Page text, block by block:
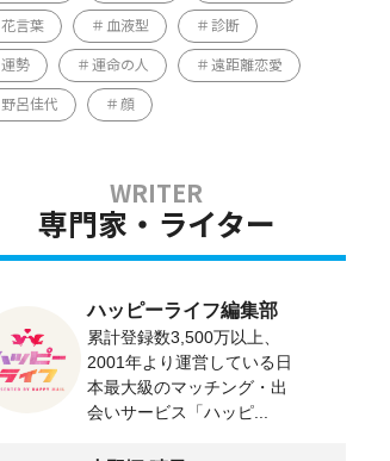
花言葉 血液型 診断
運勢 運命の人 遠距離恋愛
野呂佳代 顔
専門家・ライター
ハッピーライフ編集部
累計登録数3,500万以上、
2001年より運営している日
本最大級のマッチング・出
会いサービス「ハッピ...